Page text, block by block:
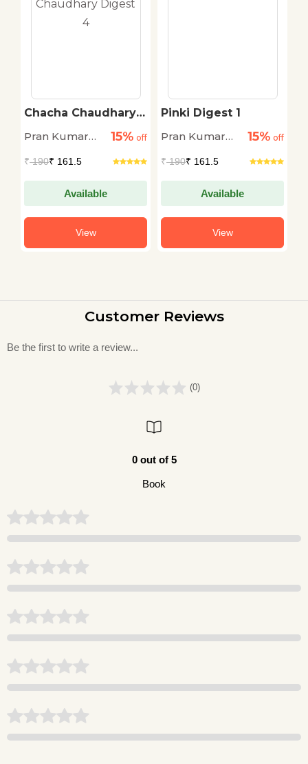
Chacha Chaudhary
Pran Kumar
15% off
₹190₹ 161.5
Available
View
Pinki Digest 1
Pran Kumar
15% off
₹190₹ 161.5
Available
View
Customer Reviews
Be the first to write a review...
(0)
0 out of 5
Book